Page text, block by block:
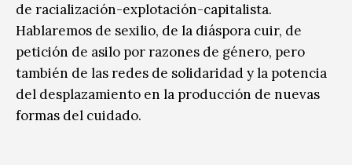
de racialización-explotación-capitalista.
Hablaremos de sexilio, de la diáspora cuir, de
petición de asilo por razones de género, pero
también de las redes de solidaridad y la potencia
del desplazamiento en la producción de nuevas
formas del cuidado.